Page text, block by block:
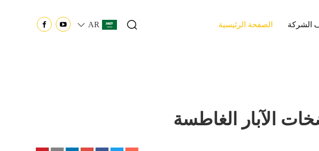
الصفحة الرئيسية الشركة AR
الآبار الغاطسة